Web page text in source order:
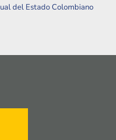
del Estado Colombiano